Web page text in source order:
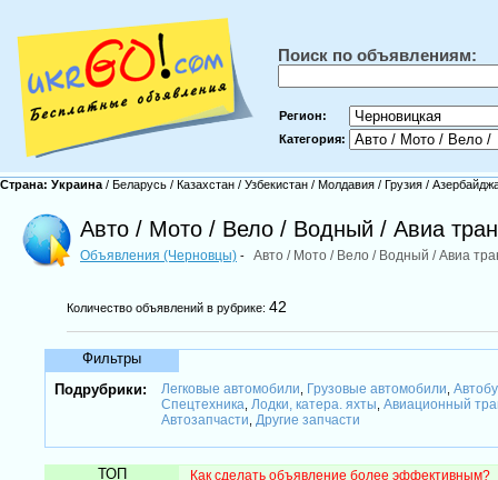
Поиск по объявлениям:
Регион:
Категория:
Страна: Украина / Беларусь / Казахстан / Узбекистан / Молдавия / Грузия /
Авто / Мото / Вело / Водный / Авиа
Объявления (Черновцы) - Авто / Мото / Вело / Водный / Авиа
Количество объявлений в рубрике: 42
Фильтры
Подрубрики:
Легковые автомобили Грузовые автомобили
Спецтехника Лодки, катера. яхты Авиационный
Автозапчасти Другие запчасти
ТОП Как сделать объявление более эффективным?